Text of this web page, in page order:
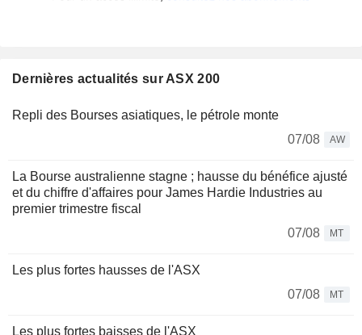
Dernières actualités sur ASX 200
Repli des Bourses asiatiques, le pétrole monte
07/08
AW
La Bourse australienne stagne ; hausse du bénéfice ajusté
et du chiffre d'affaires pour James Hardie Industries au
premier trimestre fiscal
07/08
MT
Les plus fortes hausses de l'ASX
07/08
MT
Les plus fortes baisses de l'ASX